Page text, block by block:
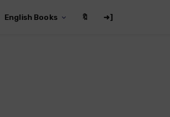
English Books 🔖 ➜]